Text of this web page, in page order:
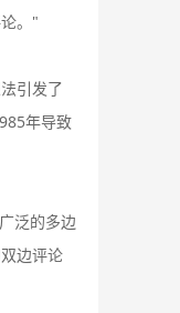
。"
引发了
年导致
泛的多边
边评论